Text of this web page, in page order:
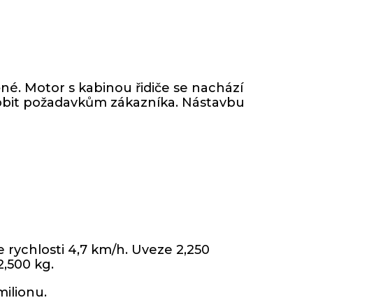
Motor s kabinou řidiče se nachází
požadavkům zákazníka. Nástavbu
4,7 km/h. Uveze 2,250
kg.